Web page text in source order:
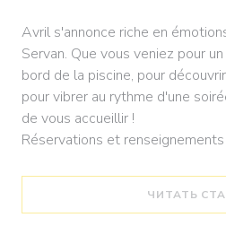
Avril s'annonce riche en
Servan. Que vous veniez pour
bord de la piscine, pour
pour vibrer au rythme d'une
de vous accueillir !
Réservations et
ЧИТАТЬ